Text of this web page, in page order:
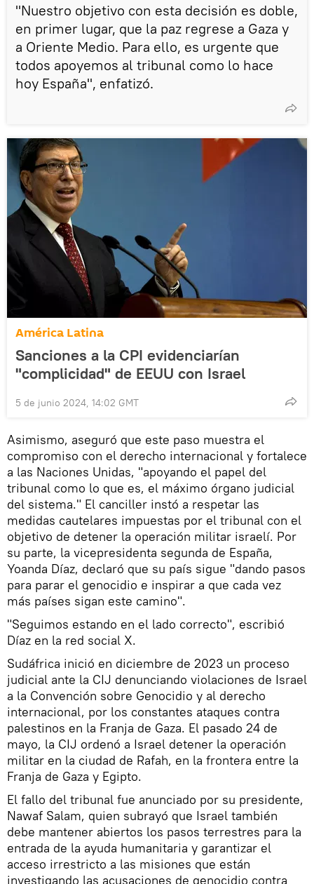
"Nuestro objetivo con esta decisión es doble,
en primer lugar, que la paz regrese a Gaza y
a Oriente Medio. Para ello, es urgente que
todos apoyemos al tribunal como lo hace
hoy España", enfatizó.
América Latina
Sanciones a la CPI evidenciarían
"complicidad" de EEUU con Israel
5 de junio 2024, 14:02 GMT
Asimismo, aseguró que este paso muestra el
compromiso con el derecho internacional y fortalece
a las Naciones Unidas, "apoyando el papel del
tribunal como lo que es, el máximo órgano judicial
del sistema." El canciller instó a respetar las
medidas cautelares impuestas por el tribunal con el
objetivo de detener la operación militar israelí. Por
su parte, la vicepresidenta segunda de España,
Yoanda Díaz, declaró que su país sigue "dando pasos
para parar el genocidio e inspirar a que cada vez
más países sigan este camino".
"Seguimos estando en el lado correcto", escribió
Díaz en la red social X.
Sudáfrica inició en diciembre de 2023 un proceso
judicial ante la CIJ denunciando violaciones de Israel
a la Convención sobre Genocidio y al derecho
internacional, por los constantes ataques contra
palestinos en la Franja de Gaza. El pasado 24 de
mayo, la CIJ ordenó a Israel detener la operación
militar en la ciudad de Rafah, en la frontera entre la
Franja de Gaza y Egipto.
El fallo del tribunal fue anunciado por su presidente,
Nawaf Salam, quien subrayó que Israel también
debe mantener abiertos los pasos terrestres para la
entrada de la ayuda humanitaria y garantizar el
acceso irrestricto a las misiones que están
investigando las acusaciones de genocidio contra